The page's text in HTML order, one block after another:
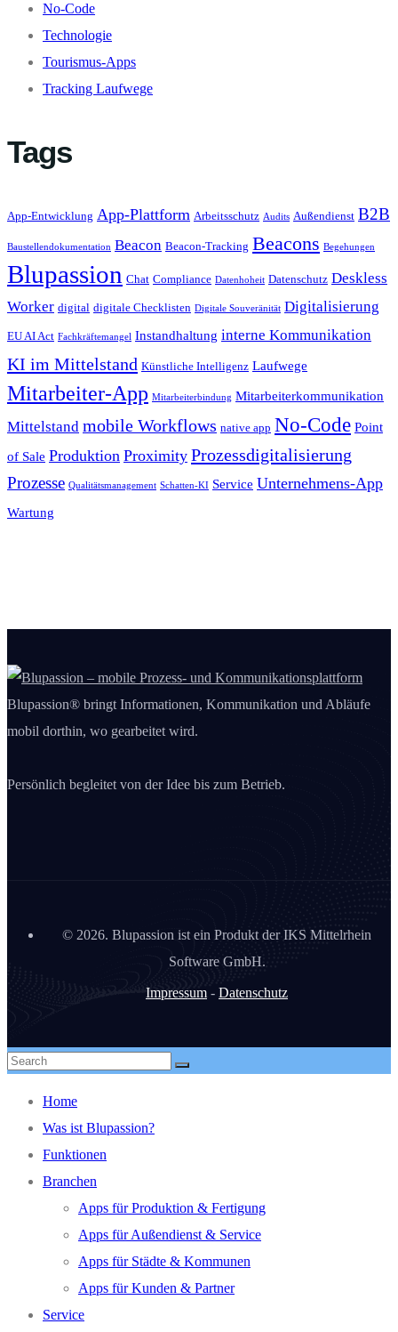
No-Code
Technologie
Tourismus-Apps
Tracking Laufwege
Tags
App-Entwicklung App-Plattform Arbeitsschutz Audits Außendienst B2B
Baustellendokumentation Beacon Beacon-Tracking Beacons Begehungen
Blupassion Chat Compliance Datenhoheit Datenschutz Deskless
Worker digital digitale Checklisten Digitale Souveränität Digitalisierung
EU AI Act Fachkräftemangel Instandhaltung interne Kommunikation
KI im Mittelstand Künstliche Intelligenz Laufwege
Mitarbeiter-App Mitarbeiterbindung Mitarbeiterkommunikation
Mittelstand mobile Workflows native app No-Code Point
of Sale Produktion Proximity Prozessdigitalisierung
Prozesse Qualitätsmanagement Schatten-KI Service Unternehmens-App
Wartung
Blupassion® bringt Informationen, Kommunikation und Abläufe
mobil dorthin, wo gearbeitet wird.
Persönlich begleitet von der Idee bis zum Betrieb.
© 2026. Blupassion ist ein Produkt der IKS Mittelrhein
Software GmbH.
Impressum - Datenschutz
Home
Was ist Blupassion?
Funktionen
Branchen
Apps für Produktion & Fertigung
Apps für Außendienst & Service
Apps für Städte & Kommunen
Apps für Kunden & Partner
Service